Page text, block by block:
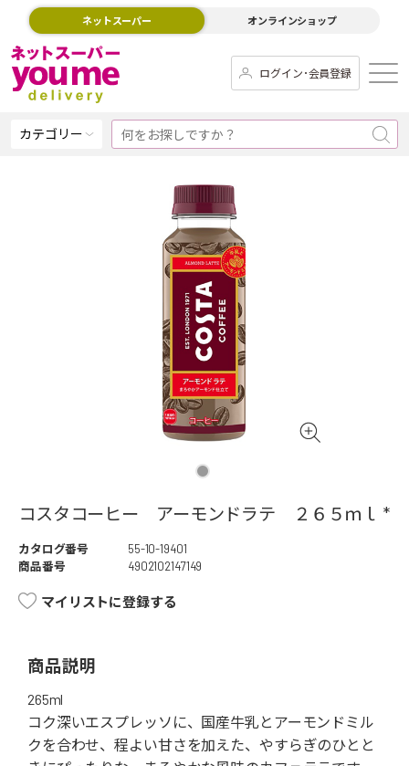
ネットスーパー オンラインショップ
ログイン･会員登録
カテゴリー
コスタコーヒー アーモンドラテ ２６５ｍｌ *
カタログ番号
55-10-19401
商品番号
4902102147149
マイリストに登録する
商品説明
265ml
コク深いエスプレッソに、国産牛乳とアーモンドミル
クを合わせ、程よい甘さを加えた、やすらぎのひとと